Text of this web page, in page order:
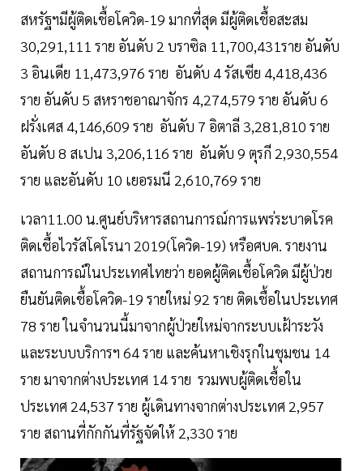
สหรัฐฯมีผู้ติดเชื้อโควิด-19 มากที่สุด มีผู้ติดเชื้อสะสม
30,291,111 ราย อันดับ 2 บราซิล 11,700,431ราย อันดับ
3 อินเดีย 11,473,976 ราย อันดับ 4 รัสเซีย 4,418,436
ราย อันดับ 5 สหราชอาณาจักร 4,274,579 ราย อันดับ 6
ฝรั่งเศส 4,146,609 ราย อันดับ 7 อิตาลี 3,281,810 ราย
อันดับ 8 สเปน 3,206,116 ราย อันดับ 9 ตุรกี 2,930,554
ราย และอันดับ 10 เยอรมนี 2,610,769 ราย
เวลา11.00 น.ศูนย์บริหารสถานการณ์การแพร่ระบาดโรค
ติดเชื้อไวรัสโคโรนา 2019(โควิด-19) หรือศบค. รายงาน
สถานการณ์ในประเทศไทยว่า ยอดผู้ติดเชื้อโควิด มีผู้ป่วย
ยืนยันติดเชื้อโควิด-19 รายใหม่ 92 ราย ติดเชื้อในประเทศ
78 ราย ในจำนวนนี้มาจากผู้ป่วยใหม่จากระบบเฝ้าระวัง
และระบบบริการฯ 64 ราย และค้นหาเชิงรุกในชุมชน 14
ราย มาจากต่างประเทศ 14 ราย รวมพบผู้ติดเชื้อใน
ประเทศ 24,537 ราย ผู้เดินทางจากต่างประเทศ 2,957
ราย สถานที่กักกันที่รัฐจัดให้ 2,330 ราย